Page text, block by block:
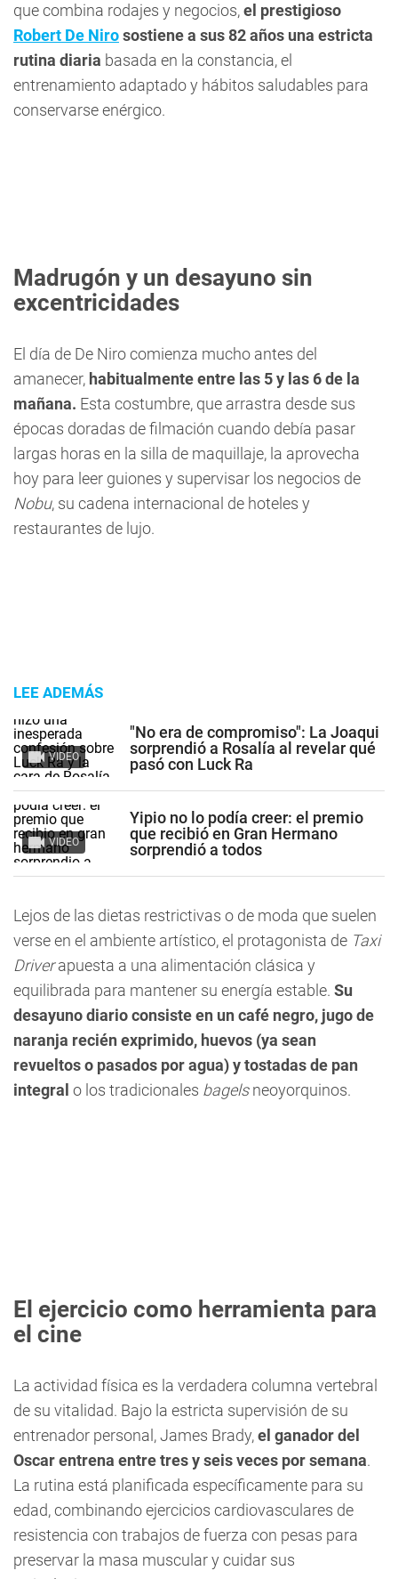
que combina rodajes y negocios,el prestigioso
Robert De Nirosostiene a sus 82 años una estricta
rutina diaria basada en la constancia, el
entrenamiento adaptado y hábitos saludables para
conservarse enérgico.
Madrugón y un desayuno sin
excentricidades
El día de De Niro comienza mucho antes del
amanecer, habitualmente entre las 5 y las 6 de la
mañana. Esta costumbre, que arrastra desde sus
épocas doradas de filmación cuando debía pasar
largas horas en la silla de maquillaje, la aprovecha
hoy para leer guiones y supervisar los negocios de
Nobu, su cadena internacional de hoteles y
restaurantes de lujo.
LEE ADEMÁS
VIDEO
"No era de compromiso": La Joaqui
sorprendió a Rosalía al revelar qué
pasó con Luck Ra
VIDEO
Yipio no lo podía creer: el premio
que recibió en Gran Hermano
sorprendió a todos
Lejos de las dietas restrictivas o de moda que suelen
verse en el ambiente artístico, el protagonista de Taxi
Driverapuesta a una alimentación clásica y
equilibrada para mantener su energía estable. Su
desayuno diario consiste en un café negro, jugo de
naranja recién exprimido, huevos (ya sean
revueltos o pasados por agua) y tostadas de pan
integral o los tradicionales bagelsneoyorquinos.
El ejercicio como herramienta para
el cine
La actividad física es la verdadera columna vertebral
de su vitalidad. Bajo la estricta supervisión de su
entrenador personal, James Brady,el ganador del
Oscar entrena entre tres y seis veces por semana.
La rutina está planificada específicamente para su
edad, combinando ejercicios cardiovasculares de
resistencia con trabajos de fuerza con pesas para
preservar la masa muscular y cuidar sus